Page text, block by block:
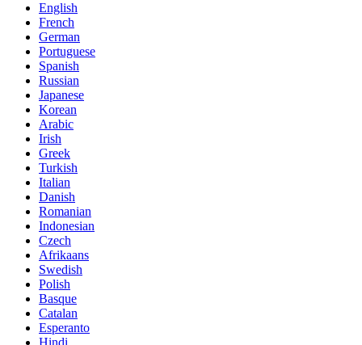
English
French
German
Portuguese
Spanish
Russian
Japanese
Korean
Arabic
Irish
Greek
Turkish
Italian
Danish
Romanian
Indonesian
Czech
Afrikaans
Swedish
Polish
Basque
Catalan
Esperanto